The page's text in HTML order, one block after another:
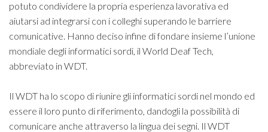
potuto condividere la propria esperienza lavorativa ed
aiutarsi ad integrarsi con i colleghi superando le barriere
comunicative. Hanno deciso infine di fondare insieme l’unione
mondiale degli informatici sordi, il World Deaf Tech,
abbreviato in WDT.
Il WDT ha lo scopo di riunire gli informatici sordi nel mondo ed
essere il loro punto di riferimento, dandogli la possibilità di
comunicare anche attraverso la lingua dei segni. Il WDT